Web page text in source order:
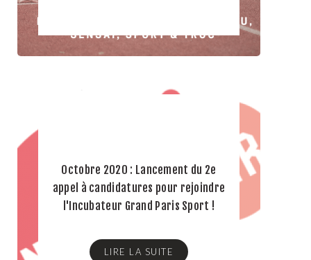
Octobre 2020 : Lancement du 2e
appel à candidatures pour rejoindre
l'Incubateur Grand Paris Sport !
LIRE LA SUITE